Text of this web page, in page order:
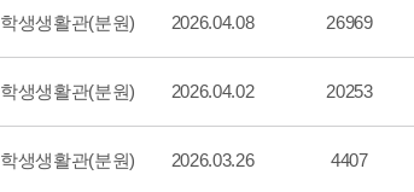
학생생활관(분원) 2026.04.08 26969
학생생활관(분원) 2026.04.02 20253
학생생활관(분원) 2026.03.26 4407